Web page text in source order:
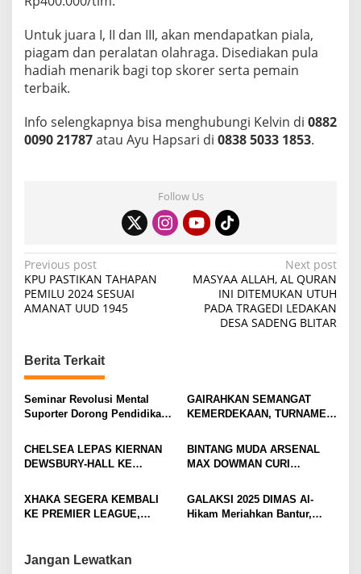
Untuk juara I, II dan III, akan mendapatkan piala,
piagam dan peralatan olahraga. Disediakan pula
hadiah menarik bagi top skorer serta pemain
terbaik.
Info selengkapnya bisa menghubungi Kelvin di 0882
0090 21787atau Ayu Hapsari di 0838 5033 1853.
Follow Us
P
o
s
n
a
v
g
a
t
i
n
Previous post
KPU PASTIKAN TAHAPAN
PEMILU 2024 SESUAI
AMANAT UUD 1945
Next post
MASYAA ALLAH, AL QURAN
INI DITEMUKAN UTUH
PADA TRAGEDI LEDAKAN
DESA SADENG BLITAR
Berita Terkait
Seminar Revolusi Mental
Suporter Dorong Pendidikan
GAIRAHKAN SEMANGAT
KEMERDEKAAN, TURNAMEN
MOJOKERTO RAYA RESMI
BERGULIR
CHELSEA LEPAS KIERNAN
DEWSBURY-HALL KE
SANG GELANDANG DIMULAI
BINTANG MUDA ARSENAL
MAX DOWMAN CURI
PRAMUSIM ASIA
XHAKA SEGERA KEMBALI
KE PREMIER LEAGUE,
GALAKSI 2025 DIMAS Al-
Hikam Meriahkan Bantur,
Jangan Lewatkan